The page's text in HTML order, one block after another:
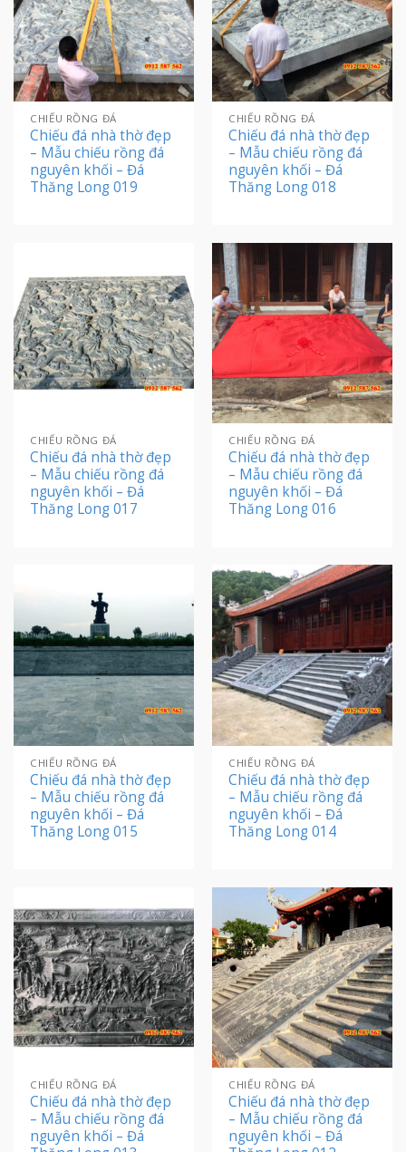
CHIẾU RỒNG ĐÁ
Chiếu đá nhà thờ đẹp
– Mẫu chiếu rồng đá
nguyên khối – Đá
Thăng Long 019
CHIẾU RỒNG ĐÁ
Chiếu đá nhà thờ đẹp
– Mẫu chiếu rồng đá
nguyên khối – Đá
Thăng Long 018
CHIẾU RỒNG ĐÁ
Chiếu đá nhà thờ đẹp
– Mẫu chiếu rồng đá
nguyên khối – Đá
Thăng Long 017
CHIẾU RỒNG ĐÁ
Chiếu đá nhà thờ đẹp
– Mẫu chiếu rồng đá
nguyên khối – Đá
Thăng Long 016
CHIẾU RỒNG ĐÁ
Chiếu đá nhà thờ đẹp
– Mẫu chiếu rồng đá
nguyên khối – Đá
Thăng Long 015
CHIẾU RỒNG ĐÁ
Chiếu đá nhà thờ đẹp
– Mẫu chiếu rồng đá
nguyên khối – Đá
Thăng Long 014
CHIẾU RỒNG ĐÁ
Chiếu đá nhà thờ đẹp
– Mẫu chiếu rồng đá
nguyên khối – Đá
CHIẾU RỒNG ĐÁ
Chiếu đá nhà thờ đẹp
– Mẫu chiếu rồng đá
nguyên khối – Đá